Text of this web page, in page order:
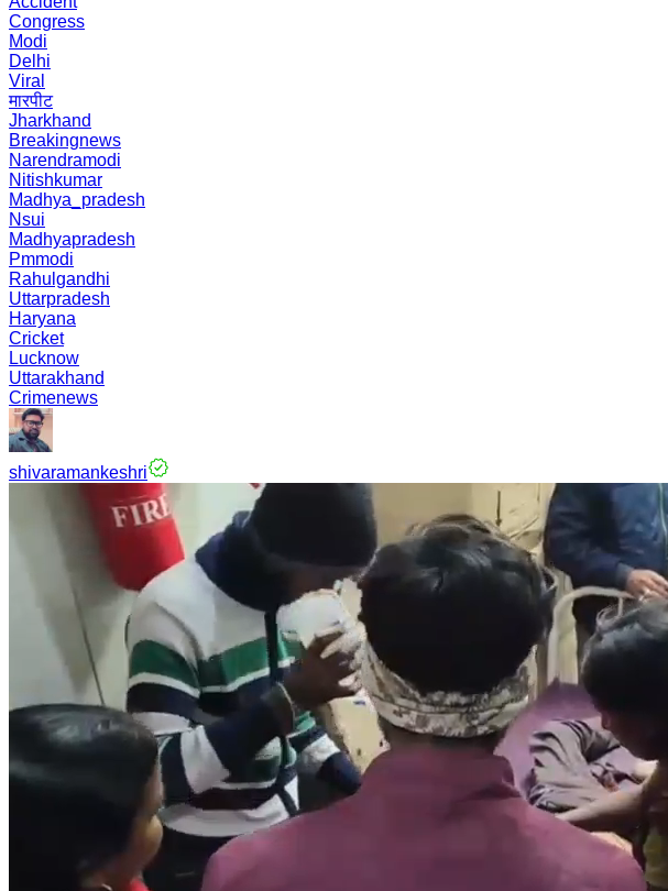
Congress
Modi
Delhi
Viral
मारपीट
Jharkhand
Breakingnews
Narendramodi
Nitishkumar
Madhya_pradesh
Nsui
Madhyapradesh
Pmmodi
Rahulgandhi
Uttarpradesh
Haryana
Cricket
Lucknow
Uttarakhand
Crimenews
shivaramankeshri